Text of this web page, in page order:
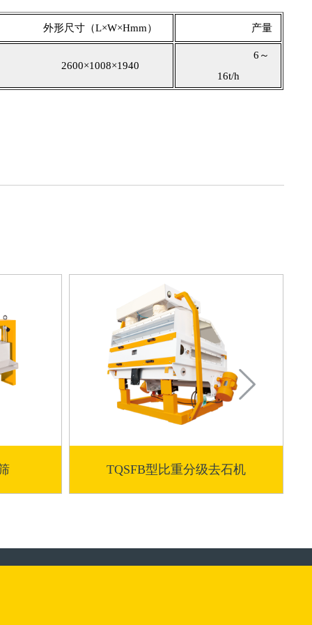
尺寸（L×W×Hmm） 产量
6～
16t/h
TQSFB型比重分级去石机